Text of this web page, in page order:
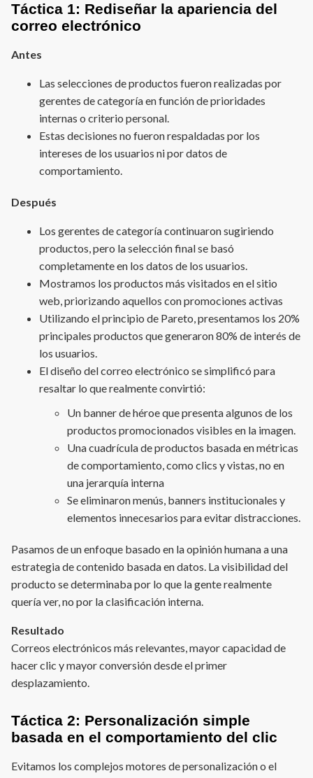
Táctica 1: Rediseñar la apariencia del
correo electrónico
Antes
Las selecciones de productos fueron realizadas por
gerentes de categoría en función de prioridades
internas o criterio personal.
Estas decisiones no fueron respaldadas por los
intereses de los usuarios ni por datos de
comportamiento.
Después
Los gerentes de categoría continuaron sugiriendo
productos, pero la selección final se basó
completamente en los datos de los usuarios.
Mostramos los productos más visitados en el sitio
web, priorizando aquellos con promociones activas
Utilizando el principio de Pareto, presentamos los 20%
principales productos que generaron 80% de interés de
los usuarios.
El diseño del correo electrónico se simplificó para
resaltar lo que realmente convirtió:
Un banner de héroe que presenta algunos de los
productos promocionados visibles en la imagen.
Una cuadrícula de productos basada en métricas
de comportamiento, como clics y vistas, no en
una jerarquía interna
Se eliminaron menús, banners institucionales y
elementos innecesarios para evitar distracciones.
Pasamos de un enfoque basado en la opinión humana a una
estrategia de contenido basada en datos. La visibilidad del
producto se determinaba por lo que la gente realmente
quería ver, no por la clasificación interna.
Resultado
Correos electrónicos más relevantes, mayor capacidad de
hacer clic y mayor conversión desde el primer
desplazamiento.
Táctica 2: Personalización simple
basada en el comportamiento del clic
Evitamos los complejos motores de personalización o el